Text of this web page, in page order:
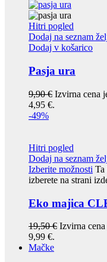
Hitri pogled
Dodaj na seznam
Dodaj v košarico
Pasja ura
9,90€ Izvirna cena
4,95 €.
-49%
Hitri pogled
Dodaj na seznam
Izberite možnosti Ta
izberete na strani
Eko majica
19,50€ Izvirna
9,99 €.
Mačke